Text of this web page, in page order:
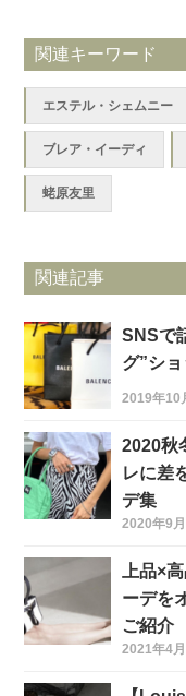
関連キーワード
エステル・シェムニー
ブレア・イーディ
蛯原友里
関連記事
SNSで
グ”シ
2019年10
2020秋
レに差
デ集
2020年9
上品×
ーデを
ご紹介
2021年4